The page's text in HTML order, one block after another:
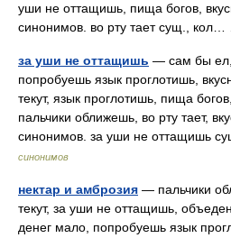
уши не оттащишь, пища богов,
синонимов. во рту тает сущ.,
за уши не оттащишь — сам бы ел,
попробуешь язык проглотишь,
текут, язык проглотишь, пища
пальчики оближешь, во рту тает,
синонимов. за уши не оттащишь
синонимов
нектар и амброзия — пальчики
текут, за уши не оттащишь,
денег мало, попробуешь язык